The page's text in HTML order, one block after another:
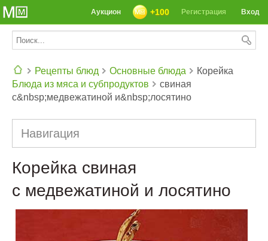
СЕГОДНЯ: 39142 РЕЦЕПТА
Вход
Регистрация
+100
Аукцион
Рецепты блюд
Основные блюда
Блюда из мяса и субпродуктов
Корейка
свиная
с&nbsp;медвежатиной и&nbsp;лосятино
Навигация
Корейка свиная
с медвежатиной и лосятино